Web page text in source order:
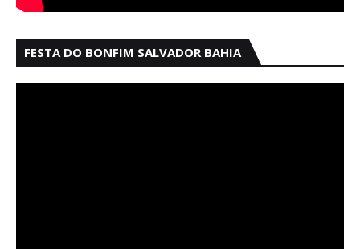
FESTA DO BONFIM SALVADOR BAHIA